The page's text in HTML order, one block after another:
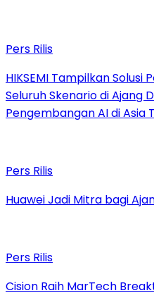
Pers Rilis
HIKSEMI Tampilkan
Seluruh Skenario di Ajang
Pengembangan AI di Asia
Pers Rilis
Huawei Jadi Mitra bagi
Pers Rilis
Cision Raih MarTech